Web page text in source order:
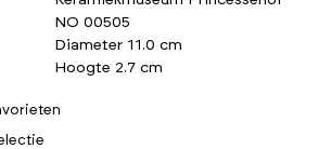
NO 00505
Diameter 11.0 cm
Hoogte 2.7 cm